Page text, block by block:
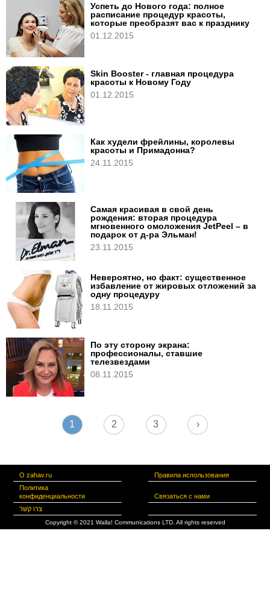
Успеть до Hового года: полное
расписание процедур красоты,
которые преобразят вас к празднику
01.12.2015
Skin Booster - главная процедура
красоты к Новому Году
01.12.2015
Как худели фрейлины, королевы
красоты и Примадонна?
24.11.2015
Самая красивая в свой день
рождения: вторая процедура
мгновенного омоложения JetPeel – в
подарок от д-ра Эльман!
23.11.2015
Невероятно, но факт: существенное
избавление от жировых отложений за
одну процедуру
18.11.2015
По эту сторону экрана:
профессионалы, ставшие
телезвездами
08.11.2015
1 2 3 ›
О zahav.ru
Правила использования
Политика
конфиденциальности
Связаться с нами
צרו קשר
Copyright © 2021 Walla! Communications LTD. All rights reserved